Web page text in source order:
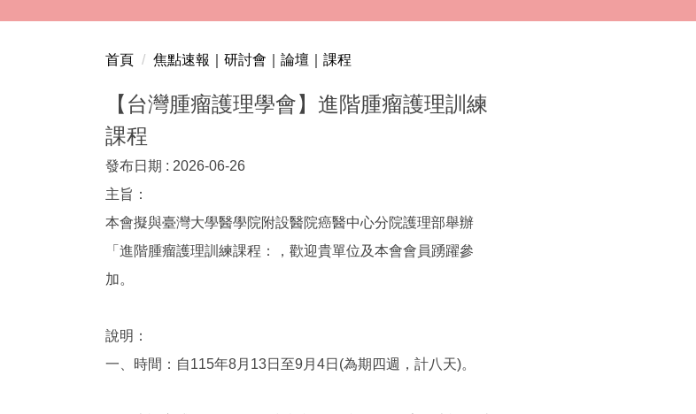
首頁 焦點速報｜研討會｜論壇｜課程
【台灣腫瘤護理學會】進階腫瘤護理訓練
課程
發布日期 : 2026-06-26
主旨：
本會擬與臺灣大學醫學院附設醫院癌醫中心分院護理部舉辦
「進階腫瘤護理訓練課程：，歡迎貴單位及本會會員踴躍參
加。
說明：
一、時間：自115年8月13日至9月4日(為期四週，計八天)。